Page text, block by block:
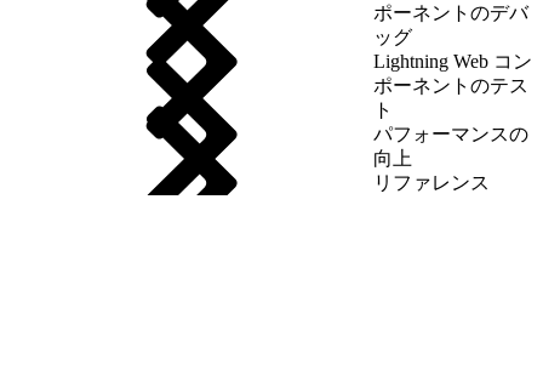
ポーネントのデバ
ッグ
Lightning Web コン
ポーネントのテス
ト
パフォーマンスの
向上
リファレンス